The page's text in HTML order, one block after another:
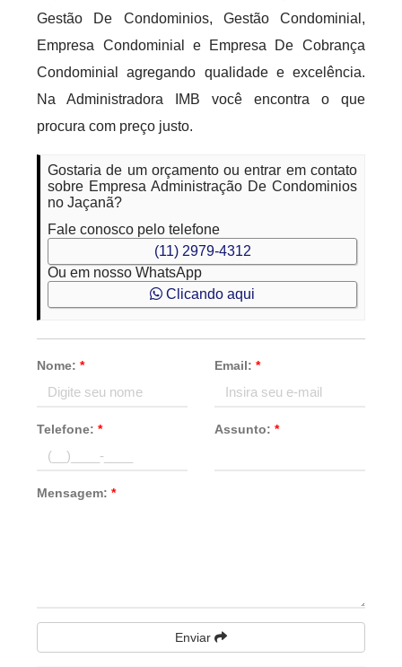
Gestão De Condominios, Gestão Condominial,
Empresa Condominial e Empresa De Cobrança
Condominial agregando qualidade e excelência.
Na Administradora IMB você encontra o que
procura com preço justo.
Gostaria de um orçamento ou entrar em contato
sobre Empresa Administração De Condominios
no Jaçanã?
Fale conosco pelo telefone
(11) 2979-4312
Ou em nosso WhatsApp
Clicando aqui
Nome:* Email: *
Telefone:* Assunto: *
Mensagem:*
Enviar